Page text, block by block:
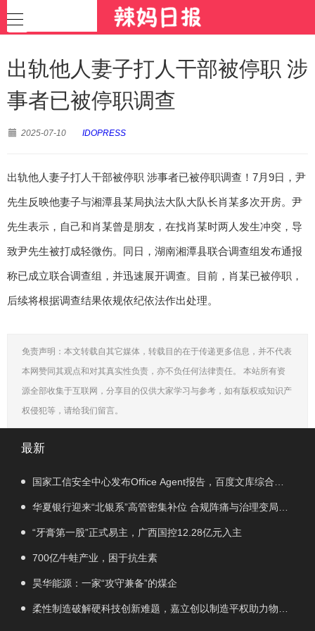
出轨他人妻子打人干部被停职 涉
事者已被停职调查
2025-07-10 IDOPRESS
出轨他人妻子打人干部被停职 涉事者已被停职调查！7月9日，尹
先生反映他妻子与湘潭县某局执法大队大队长肖某多次开房。尹
先生表示，自己和肖某曾是朋友，在找肖某时两人发生冲突，导
致尹先生被打成轻微伤。同日，湖南湘潭县联合调查组发布通报
称已成立联合调查组，并迅速展开调查。目前，肖某已被停职，
后续将根据调查结果依规依纪依法作出处理。
免责声明：本文转载自其它媒体，转载目的在于传递更多信息，并不代表
本网赞同其观点和对其真实性负责，亦不负任何法律责任。 本站所有资
源全部收集于互联网，分享目的仅供大家学习与参考，如有版权或知识产
权侵犯等，请给我们留言。
最新
国家工信安全中心发布Office Agent报告，百度文库综合排
名第一
华夏银行迎来“北银系”高管密集补位 合规阵痛与治理变局交
织 “牙膏第一股”正式易主，广西国控12.28亿元入主
700亿牛蛙产业，困于抗生素
昊华能源：一家“攻守兼备”的煤企
柔性制造破解硬科技创新难题，嘉立创以制造平权助力物理